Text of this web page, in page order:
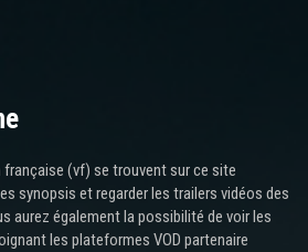
(vf) se trouvent sur ce site
synopsis et regarder les trailers vidéos des
aurez également la possibilité de voir les
les plateformes VOD partenaire